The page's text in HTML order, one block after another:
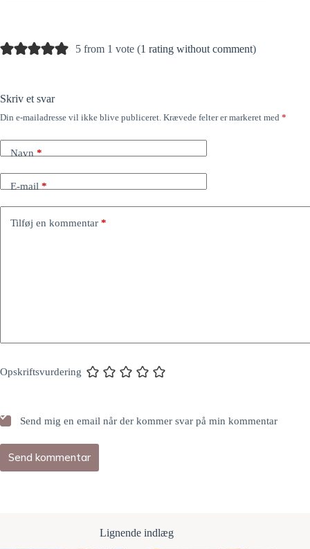
5 from 1 vote (1 rating without comment)
Skriv et svar
Din e-mailadresse vil ikke blive publiceret. Krævede felter er markeret med *
Navn *
E-mail *
Tilføj en kommentar *
Opskriftsvurdering
Send mig en email når der kommer svar på min kommentar
Send kommentar
Lignende indlæg